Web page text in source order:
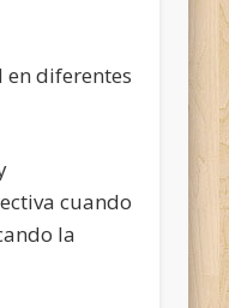
diferentes
cuando
la